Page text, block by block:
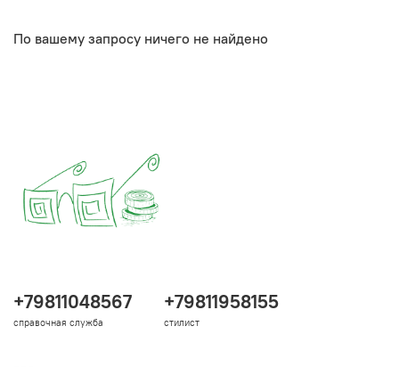
По вашему запросу ничего не найдено
+79811048567
справочная служба
+79811958155
стилист